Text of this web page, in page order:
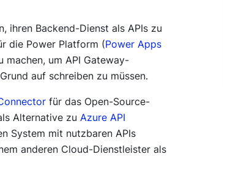
ihren Backend-Dienst als APIs zu
die Power Platform (Power Apps
um API Gateway-
auf schreiben zu müssen.
für das Open-Source-
Alternative zu Azure API
System mit nutzbaren APIs
anderen Cloud-Dienstleister als